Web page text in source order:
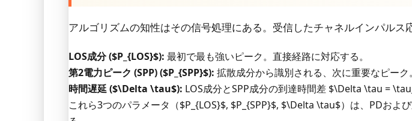
アルゴリズムの知性はその信号処理にある。受信したチャネルインパルス
LOS成分 ($P_{LOS}$): 最初で最も強いピーク。直接経路に対応する。
第2電力ピーク (SPP) ($P_{SPP}$): 拡散成分から識別される、次に重要なピー
時間遅延 ($\Delta \tau$): LOS成分とSPP成分の到達時間差 $\Delta \tau =
これら3つのパラメータ（$P_{LOS}$, $P_{SPP}$, $\Delta \tau$）は、PDお